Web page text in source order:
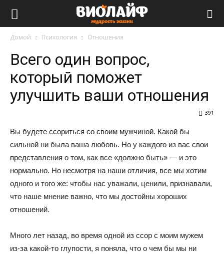
Домой Психология Отношения
Всего один вопрос,
который поможет
улучшить ваши отношения
391
Вы будете ссориться со своим мужчиной. Какой бы
сильной ни была ваша любовь. Но у каждого из вас свои
представления о том, как все «должно быть» — и это
нормально. Но несмотря на наши отличия, все мы хотим
одного и того же: чтобы нас уважали, ценили, признавали,
что наше мнение важно, что мы достойны хороших
отношений.
Много лет назад, во время одной из ссор с моим мужем
из-за какой-то глупости, я поняла, что о чем бы мы ни